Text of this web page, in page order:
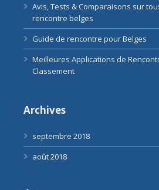
Avis, Tests & Comparaisons sur
rencontre belges
Guide de rencontre pour Belges
Meilleures Applications de
Classement
Archives
septembre 2018
août 2018